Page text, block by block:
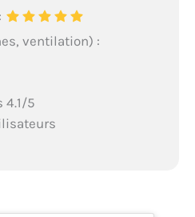
ventilation) :
4.1/5